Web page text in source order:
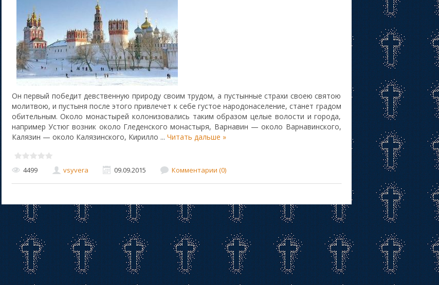
Он первый победит девственную природу своим трудом, а пустынные страхи своею святою
молитвою, и пустыня после этого привлечет к себе густое народонаселение, станет градом
обительным. Около монастырей колонизовались таким образом целые волости и города,
например Устюг возник около Гледенского монастыря, Варнавин — около Варнавинского,
Калязин — около Калязинского, Кирилло ... Читать дальше »
4499 vsyvera 09.09.2015 Комментарии (0)